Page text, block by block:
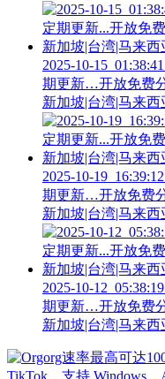
2025-10-
期更新…开放免费
新加坡|台湾|马来
2025-10-
期更新…开放免费
新加坡|台湾|马来
2025-10-
期更新…开放免费
新加坡|台湾|马来